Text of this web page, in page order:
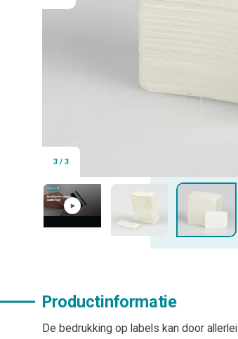
3 / 3
Productinformatie
De bedrukking op labels kan door